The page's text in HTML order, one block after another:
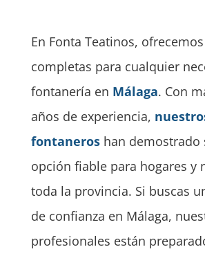
En Fonta Teatinos,
completas para cualquier
fontanería en Málaga. Con
años de experiencia,
fontaneroshan demostrado
opción fiable para hogares y
toda la provincia. Si buscas
de confianza en Málaga,
profesionales están